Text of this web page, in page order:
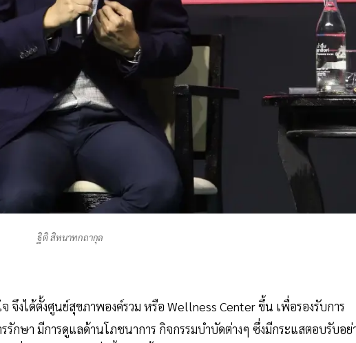
ฐิติ สิหนาทกถากุล
จึงได้ตั้งศูนย์สุขภาพองค์รวม หรือ Wellness Center ขึ้น เพื่อรองรับการ
ษา มีการดูแลด้านโภชนาการ กิจกรรมบำบัดต่างๆ ซึ่งมีกระแสตอบรับอย่